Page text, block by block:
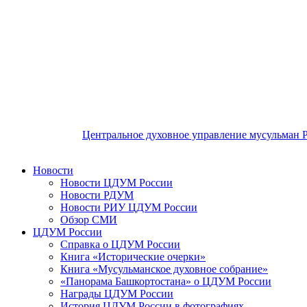
Центральное духовное управление мусульман
Новости
Новости ЦДУМ России
Новости РДУМ
Новости РИУ ЦДУМ России
Обзор СМИ
ЦДУМ России
Справка о ЦДУМ России
Книга «Исторические очерки»
Книга «Мусульманское духовное собрание»
«Панорама Башкортостана» о ЦДУМ России
Награды ЦДУМ России